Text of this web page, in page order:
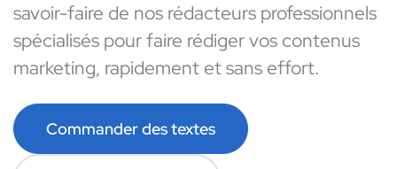
savoir-faire de nos rédacteurs professionnels
spécialisés pour faire rédiger vos contenus
marketing, rapidement et sans effort.
Commander des textes